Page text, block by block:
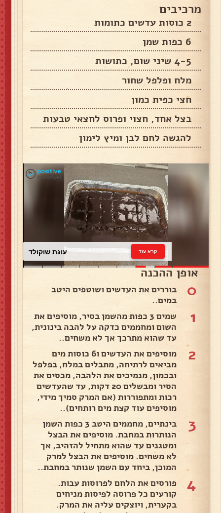
מרכיבים
2 כוסות עדשים כתומות
6 כפות שמן
4-5 שיני שום, כתושות
מלח ופלפל שחור
חצי כפית כמון
בצל אחד, חצוי ופרוס לחצאי טבעות
להגשה לחם לבן ומיץ לימון
עוגת שוקולד קרא עוד
אופן ההכנה
0
בוררים את העדשים ושוטפים היטב
במים..
1
שמים 3 כפות מהשמן בסיר, מוסיפים את
השום ומחממים כדקה על להבה בינונית,
עד שהוא מתרכך אך לא משחים..
2
מוסיפים את העדשים ו6 כוסות מים
מביאים לרתיחה, מתבלים במלח, בפלפל
ובכמון, מנמיכים את הלהבה, מכסים את
הסיר ומבשלים 20 דקות, עד שהעדשים
רכות ומתפוררות (אם המרק סמיך מידי,
מוסיפים עוד קצת מים רותחים)..
3
בינתיים, מחממים היטב 3 כפות השמן
הנותרות במחבת. מוסיפים את הבצל
ומטגנים עד שהוא מתחיל להזהיב, אך
לא משחים. מוסיפים את הבצל למרק
המוכן, ביחד עם השמן שנותר במחבת..
4
פורסים את הלחם לפרוסות עבות.
קורעים כל פרוסה לפיסות מניחים
בקערית, ויוצקים עליה את המרק.